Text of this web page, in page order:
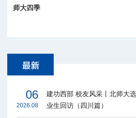
师大四季
06
2026.08
建功西部 校友风采丨北师大
业生回访（四川篇）